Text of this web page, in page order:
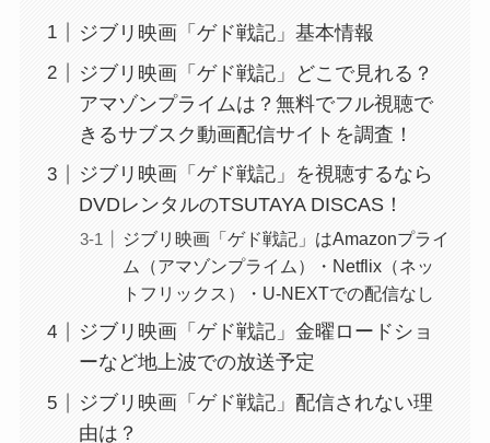
ジブリ映画「ゲド戦記」基本情報
ジブリ映画「ゲド戦記」どこで見れる？
アマゾンプライムは？無料でフル視聴で
きるサブスク動画配信サイトを調査！
ジブリ映画「ゲド戦記」を視聴するなら
DVDレンタルのTSUTAYA DISCAS！
ジブリ映画「ゲド戦記」はAmazonプライ
ム（アマゾンプライム）・Netflix（ネッ
トフリックス）・U-NEXTでの配信なし
ジブリ映画「ゲド戦記」金曜ロードショ
ーなど地上波での放送予定
ジブリ映画「ゲド戦記」配信されない理
由は？